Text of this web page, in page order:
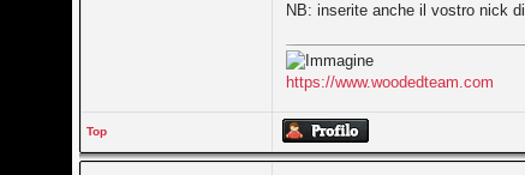
NB: inserite anche il vostro nick
https://www.woodedteam.com
Top